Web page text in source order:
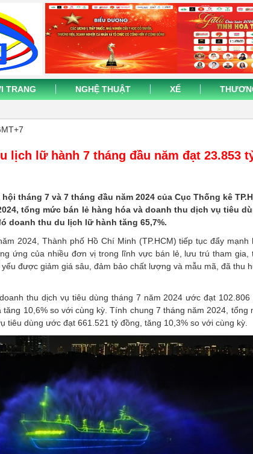
TRANG NGHỆ THUẬT XẾ
lịch lữ hành 7 tháng đầu năm đạt 23.853
tháng 7 và 7 tháng đầu năm 2024 của Cục Thống kê
tổng mức bán lẻ hàng hóa và doanh thu dịch vụ tiêu
doanh thu du lịch lữ hành tăng 65,7%.
2024, Thành phố Hồ Chí Minh (TP.HCM) tiếp tục đẩy mạnh
ứng của nhiều đơn vị trong lĩnh vực bán lẻ, lưu trú tham gia,
được giảm giá sâu, đảm bảo chất lượng và mẫu mã, đã thu
thu dịch vụ tiêu dùng tháng 7 năm 2024 ước đạt 102.806
10,6% so với cùng kỳ. Tính chung 7 tháng năm 2024, tổng
tiêu dùng ước đạt 661.521 tỷ đồng, tăng 10,3% so với cùng kỳ.